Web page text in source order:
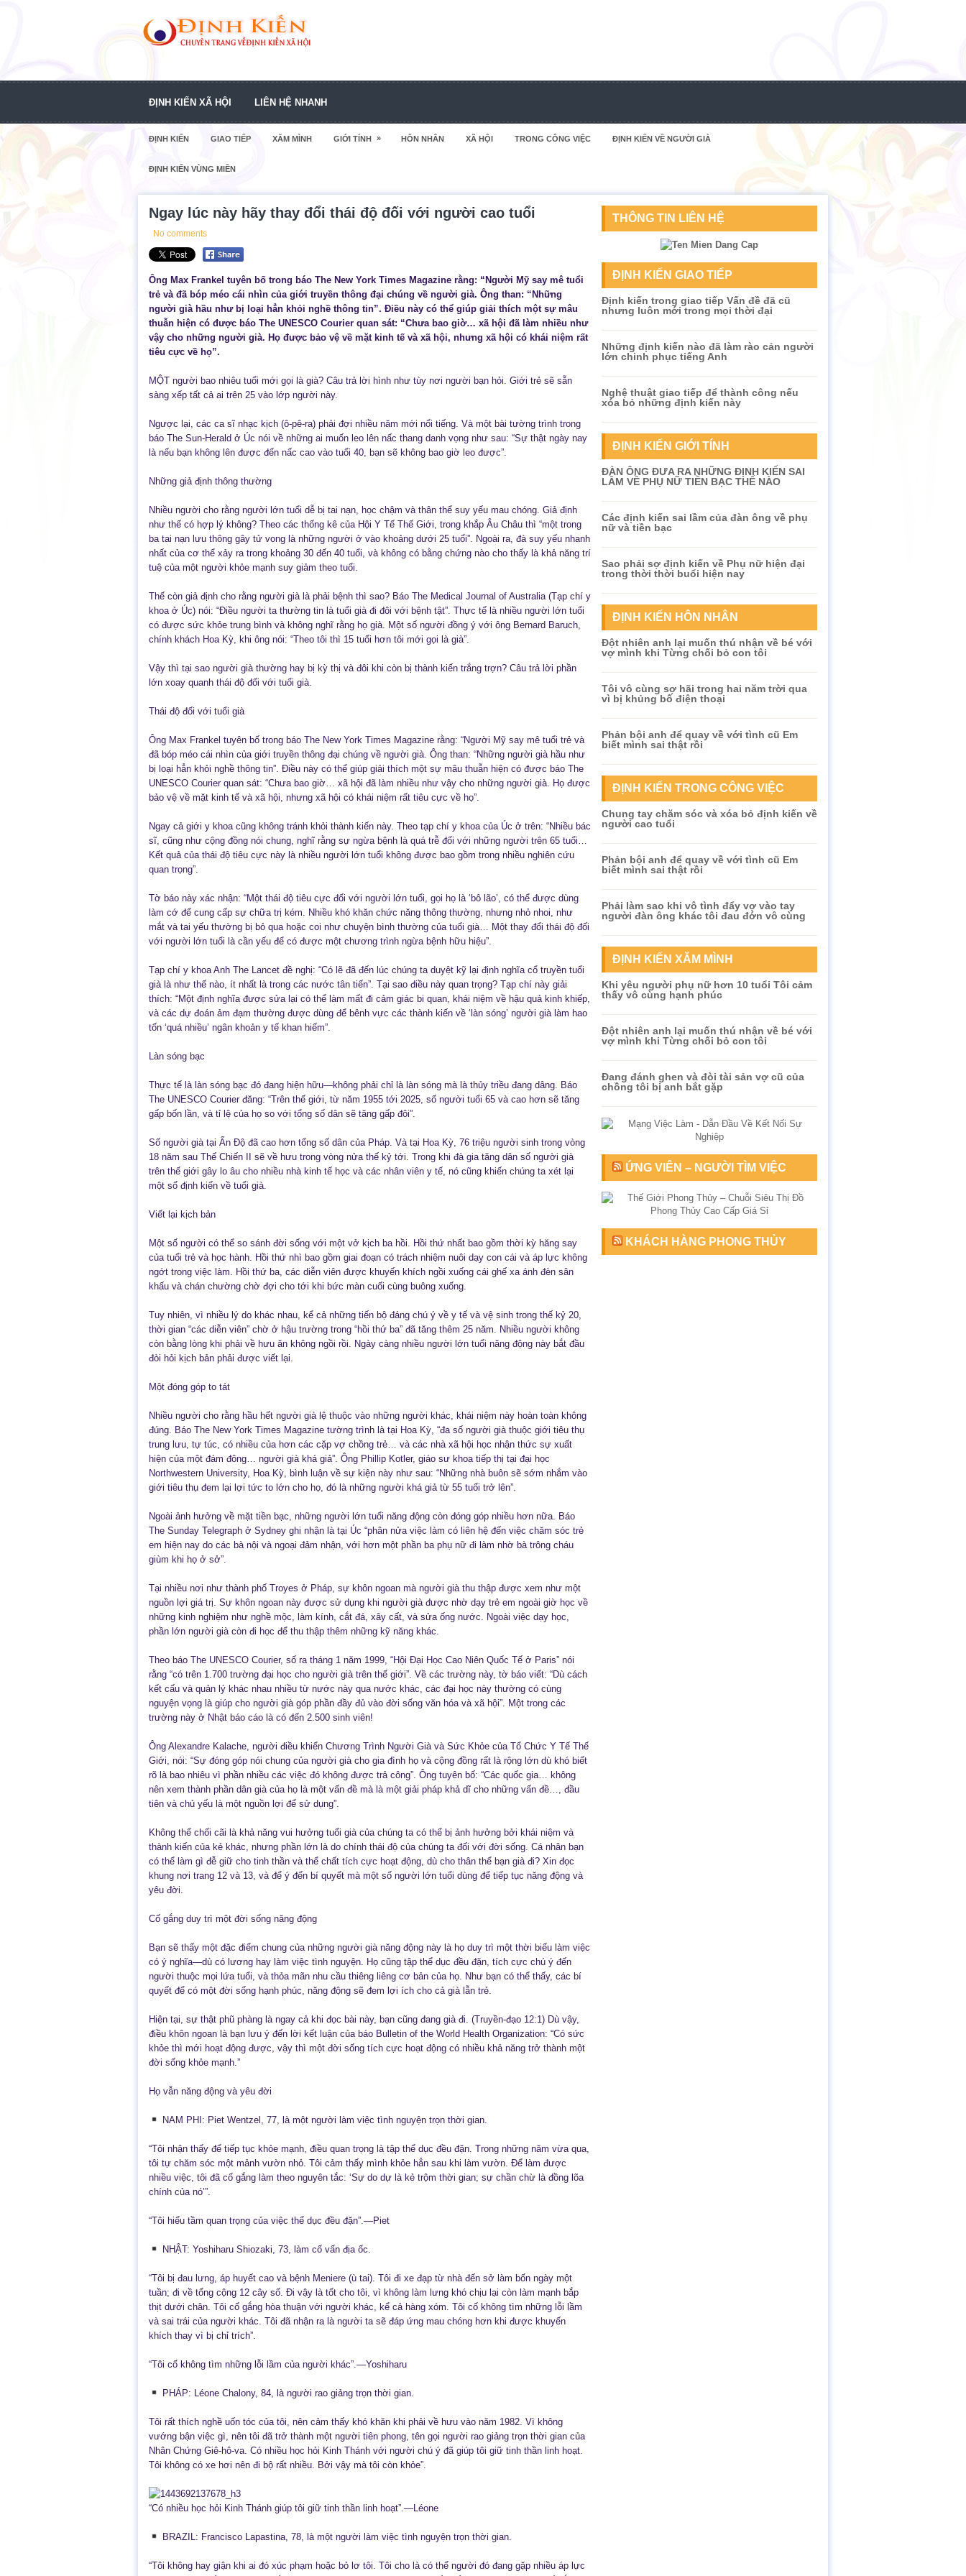
ĐỊNH KIẾN XÃ HỘI LIÊN HỆ NHANH
ĐỊNH KIẾN GIAO TIẾP XĂM MÌNH GIỚI TÍNH » HÔN NHÂN XÃ HỘI TRONG CÔNG VIỆC ĐỊNH KIẾN VỀ NGƯỜI GIÀ
ĐỊNH KIẾN VÙNG MIỀN
Ngay lúc này hãy thay đổi thái độ đối với người cao tuổi
No comments
Ông Max Frankel tuyên bố trong báo The New York Times Magazine rằng: “Người Mỹ say mê tuổi
trẻ và đã bóp méo cái nhìn của giới truyền thông đại chúng về người già. Ông than: “Những
người già hầu như bị loại hẳn khỏi nghề thông tin”. Điều này có thể giúp giải thích một sự mâu
thuẫn hiện có được báo The UNESCO Courier quan sát: “Chưa bao giờ… xã hội đã làm nhiều như
vậy cho những người già. Họ được bảo vệ về mặt kinh tế và xã hội, nhưng xã hội có khái niệm rất
tiêu cực về họ”.
MỘT người bao nhiêu tuổi mới gọi là già? Câu trả lời hình như tùy nơi người bạn hỏi. Giới trẻ sẽ sẵn
sàng xếp tất cả ai trên 25 vào lớp người này.
Ngược lại, các ca sĩ nhạc kịch (ô-pê-ra) phải đợi nhiều năm mới nổi tiếng. Và một bài tường trình trong
báo The Sun-Herald ở Úc nói về những ai muốn leo lên nấc thang danh vọng như sau: “Sự thật ngày nay
là nếu bạn không lên được đến nấc cao vào tuổi 40, bạn sẽ không bao giờ leo được”.
Những giả định thông thường
Nhiều người cho rằng người lớn tuổi dễ bị tai nạn, học chậm và thân thể suy yếu mau chóng. Giả định
như thế có hợp lý không? Theo các thống kê của Hội Y Tế Thế Giới, trong khắp Âu Châu thì “một trong
ba tai nạn lưu thông gây tử vong là những người ở vào khoảng dưới 25 tuổi”. Ngoài ra, đà suy yếu nhanh
nhất của cơ thể xảy ra trong khoảng 30 đến 40 tuổi, và không có bằng chứng nào cho thấy là khả năng trí
tuệ của một người khỏe mạnh suy giảm theo tuổi.
Thế còn giả định cho rằng người già là phải bệnh thì sao? Báo The Medical Journal of Australia (Tạp chí y
khoa ở Úc) nói: “Điều người ta thường tin là tuổi già đi đôi với bệnh tật”. Thực tế là nhiều người lớn tuổi
có được sức khỏe trung bình và không nghĩ rằng họ già. Một số người đồng ý với ông Bernard Baruch,
chính khách Hoa Kỳ, khi ông nói: “Theo tôi thì 15 tuổi hơn tôi mới gọi là già”.
Vậy thì tại sao người già thường hay bị kỳ thị và đôi khi còn bị thành kiến trắng trợn? Câu trả lời phần
lớn xoay quanh thái độ đối với tuổi già.
Thái độ đối với tuổi già
Ông Max Frankel tuyên bố trong báo The New York Times Magazine rằng: “Người Mỹ say mê tuổi trẻ và
đã bóp méo cái nhìn của giới truyền thông đại chúng về người già. Ông than: “Những người già hầu như
bị loại hẳn khỏi nghề thông tin”. Điều này có thể giúp giải thích một sự mâu thuẫn hiện có được báo The
UNESCO Courier quan sát: “Chưa bao giờ… xã hội đã làm nhiều như vậy cho những người già. Họ được
bảo vệ về mặt kinh tế và xã hội, nhưng xã hội có khái niệm rất tiêu cực về họ”.
Ngay cả giới y khoa cũng không tránh khỏi thành kiến này. Theo tạp chí y khoa của Úc ở trên: “Nhiều bác
sĩ, cũng như cộng đồng nói chung, nghĩ rằng sự ngừa bệnh là quá trễ đối với những người trên 65 tuổi…
Kết quả của thái độ tiêu cực này là nhiều người lớn tuổi không được bao gồm trong nhiều nghiên cứu
quan trọng”.
Tờ báo này xác nhận: “Một thái độ tiêu cực đối với người lớn tuổi, gọi họ là ‘bô lão’, có thể được dùng
làm cớ để cung cấp sự chữa trị kém. Nhiều khó khăn chức năng thông thường, nhưng nhỏ nhoi, như
mắt và tai yếu thường bị bỏ qua hoặc coi như chuyện bình thường của tuổi già… Một thay đổi thái độ đối
với người lớn tuổi là cần yếu để có được một chương trình ngừa bệnh hữu hiệu”.
Tạp chí y khoa Anh The Lancet đề nghị: “Có lẽ đã đến lúc chúng ta duyệt kỹ lại định nghĩa cổ truyền tuổi
già là như thế nào, ít nhất là trong các nước tân tiến”. Tại sao điều này quan trọng? Tạp chí này giải
thích: “Một định nghĩa được sửa lại có thể làm mất đi cảm giác bi quan, khái niệm về hậu quả kinh khiếp,
và các dự đoán ảm đạm thường được dùng để bênh vực các thành kiến về ‘làn sóng’ người già làm hao
tốn ‘quá nhiều’ ngân khoản y tế khan hiếm”.
Làn sóng bạc
Thực tế là làn sóng bạc đó đang hiện hữu—không phải chỉ là làn sóng mà là thủy triều đang dâng. Báo
The UNESCO Courier đăng: “Trên thế giới, từ năm 1955 tới 2025, số người tuổi 65 và cao hơn sẽ tăng
gấp bốn lần, và tỉ lệ của họ so với tổng số dân sẽ tăng gấp đôi”.
Số người già tại Ấn Độ đã cao hơn tổng số dân của Pháp. Và tại Hoa Kỳ, 76 triệu người sinh trong vòng
18 năm sau Thế Chiến II sẽ về hưu trong vòng nửa thế kỷ tới. Trong khi đà gia tăng dân số người già
trên thế giới gây lo âu cho nhiều nhà kinh tế học và các nhân viên y tế, nó cũng khiến chúng ta xét lại
một số định kiến về tuổi già.
Viết lại kịch bản
Một số người có thể so sánh đời sống với một vở kịch ba hồi. Hồi thứ nhất bao gồm thời kỳ hăng say
của tuổi trẻ và học hành. Hồi thứ nhì bao gồm giai đoạn có trách nhiệm nuôi dạy con cái và áp lực không
ngớt trong việc làm. Hồi thứ ba, các diễn viên được khuyến khích ngồi xuống cái ghế xa ánh đèn sân
khấu và chán chường chờ đợi cho tới khi bức màn cuối cùng buông xuống.
Tuy nhiên, vì nhiều lý do khác nhau, kể cả những tiến bộ đáng chú ý về y tế và vệ sinh trong thế kỷ 20,
thời gian “các diễn viên” chờ ở hậu trường trong “hồi thứ ba” đã tăng thêm 25 năm. Nhiều người không
còn bằng lòng khi phải về hưu ăn không ngồi rồi. Ngày càng nhiều người lớn tuổi năng động này bắt đầu
đòi hỏi kịch bản phải được viết lại.
Một đóng góp to tát
Nhiều người cho rằng hầu hết người già lệ thuộc vào những người khác, khái niệm này hoàn toàn không
đúng. Báo The New York Times Magazine tường trình là tại Hoa Kỳ, “đa số người già thuộc giới tiêu thụ
trung lưu, tự túc, có nhiều của hơn các cặp vợ chồng trẻ… và các nhà xã hội học nhận thức sự xuất
hiện của một đám đông… người già khá giả”. Ông Phillip Kotler, giáo sư khoa tiếp thị tại đại học
Northwestern University, Hoa Kỳ, bình luận về sự kiện này như sau: “Những nhà buôn sẽ sớm nhắm vào
giới tiêu thụ đem lại lợi tức to lớn cho họ, đó là những người khá giả từ 55 tuổi trở lên”.
Ngoài ảnh hưởng về mặt tiền bạc, những người lớn tuổi năng động còn đóng góp nhiều hơn nữa. Báo
The Sunday Telegraph ở Sydney ghi nhận là tại Úc “phân nửa việc làm có liên hệ đến việc chăm sóc trẻ
em hiện nay do các bà nội và ngoại đảm nhận, với hơn một phần ba phụ nữ đi làm nhờ bà trông cháu
giùm khi họ ở sở”.
Tại nhiều nơi như thành phố Troyes ở Pháp, sự khôn ngoan mà người già thu thập được xem như một
nguồn lợi giá trị. Sự khôn ngoan này được sử dụng khi người già được nhờ dạy trẻ em ngoài giờ học về
những kinh nghiệm như nghề mộc, làm kính, cắt đá, xây cất, và sửa ống nước. Ngoài việc dạy học,
phần lớn người già còn đi học để thu thập thêm những kỹ năng khác.
Theo báo The UNESCO Courier, số ra tháng 1 năm 1999, “Hội Đại Học Cao Niên Quốc Tế ở Paris” nói
rằng “có trên 1.700 trường đại học cho người già trên thế giới”. Về các trường này, tờ báo viết: “Dù cách
kết cấu và quản lý khác nhau nhiều từ nước này qua nước khác, các đại học này thường có cùng
nguyện vọng là giúp cho người già góp phần đầy đủ vào đời sống văn hóa và xã hội”. Một trong các
trường này ở Nhật báo cáo là có đến 2.500 sinh viên!
Ông Alexandre Kalache, người điều khiển Chương Trình Người Già và Sức Khỏe của Tổ Chức Y Tế Thế
Giới, nói: “Sự đóng góp nói chung của người già cho gia đình họ và cộng đồng rất là rộng lớn dù khó biết
rõ là bao nhiêu vì phần nhiều các việc đó không được trả công”. Ông tuyên bố: “Các quốc gia… không
nên xem thành phần dân già của họ là một vấn đề mà là một giải pháp khả dĩ cho những vấn đề…, đầu
tiên và chủ yếu là một nguồn lợi để sử dụng”.
Không thể chối cãi là khả năng vui hưởng tuổi già của chúng ta có thể bị ảnh hưởng bởi khái niệm và
thành kiến của kẻ khác, nhưng phần lớn là do chính thái độ của chúng ta đối với đời sống. Cá nhân bạn
có thể làm gì đễ giữ cho tinh thần và thể chất tích cực hoạt động, dù cho thân thể bạn già đi? Xin đọc
khung nơi trang 12 và 13, và để ý đến bí quyết mà một số người lớn tuổi dùng để tiếp tục năng động và
yêu đời.
Cố gắng duy trì một đời sống năng động
Bạn sẽ thấy một đặc điểm chung của những người già năng động này là họ duy trì một thời biểu làm việc
có ý nghĩa—dù có lương hay làm việc tình nguyện. Họ cũng tập thể dục đều đặn, tích cực chú ý đến
người thuộc mọi lứa tuổi, và thỏa mãn nhu cầu thiêng liêng cơ bản của họ. Như bạn có thể thấy, các bí
quyết để có một đời sống hạnh phúc, năng động sẽ đem lợi ích cho cả già lẫn trẻ.
Hiện tại, sự thật phũ phàng là ngay cả khi đọc bài này, bạn cũng đang già đi. (Truyền-đạo 12:1) Dù vậy,
điều khôn ngoan là bạn lưu ý đến lời kết luận của báo Bulletin of the World Health Organization: “Có sức
khỏe thì mới hoạt động được, vậy thì một đời sống tích cực hoạt động có nhiều khả năng trở thành một
đời sống khỏe mạnh.”
Họ vẫn năng động và yêu đời
NAM PHI: Piet Wentzel, 77, là một người làm việc tình nguyện trọn thời gian.
“Tôi nhận thấy để tiếp tục khỏe mạnh, điều quan trọng là tập thể dục đều đặn. Trong những năm vừa qua,
tôi tự chăm sóc một mảnh vườn nhỏ. Tôi cảm thấy mình khỏe hẳn sau khi làm vườn. Để làm được
nhiều việc, tôi đã cố gắng làm theo nguyên tắc: ‘Sự do dự là kẻ trộm thời gian; sự chần chừ là đồng lõa
chính của nó’”.
“Tôi hiểu tầm quan trọng của việc thể dục đều đặn”.—Piet
NHẬT: Yoshiharu Shiozaki, 73, làm cố vấn địa ốc.
“Tôi bị đau lưng, áp huyết cao và bệnh Meniere (ù tai). Tôi đi xe đạp từ nhà đến sở làm bốn ngày một
tuần; đi về tổng cộng 12 cây số. Đi vậy là tốt cho tôi, vì không làm lưng khó chịu lại còn làm mạnh bắp
thịt dưới chân. Tôi cố gắng hòa thuận với người khác, kể cả hàng xóm. Tôi cố không tìm những lỗi lầm
và sai trái của người khác. Tôi đã nhận ra là người ta sẽ đáp ứng mau chóng hơn khi được khuyến
khích thay vì bị chỉ trích”.
“Tôi cố không tìm những lỗi lầm của người khác”.—Yoshiharu
PHÁP: Léone Chalony, 84, là người rao giảng trọn thời gian.
Tôi rất thích nghề uốn tóc của tôi, nên cảm thấy khó khăn khi phải về hưu vào năm 1982. Vì không
vướng bận việc gì, nên tôi đã trở thành một người tiên phong, tên gọi người rao giảng trọn thời gian của
Nhân Chứng Giê-hô-va. Có nhiều học hỏi Kinh Thánh với người chú ý đã giúp tôi giữ tinh thần linh hoạt.
Tôi không có xe hơi nên đi bộ rất nhiều. Bởi vậy mà tôi còn khỏe”.
“Có nhiều học hỏi Kinh Thánh giúp tôi giữ tinh thần linh hoạt”.—Léone
BRAZIL: Francisco Lapastina, 78, là một người làm việc tình nguyện trọn thời gian.
“Tôi không hay giận khi ai đó xúc phạm hoặc bỏ lơ tôi. Tôi cho là có thể người đó đang gặp nhiều áp lực
THÔNG TIN LIÊN HỆ
ĐỊNH KIẾN GIAO TIẾP
Định kiến trong giao tiếp Vấn đề đã cũ
nhưng luôn mới trong mọi thời đại
Những định kiến nào đã làm rào cản người
lớn chinh phục tiếng Anh
Nghệ thuật giao tiếp để thành công nếu
xóa bỏ những định kiến này
ĐỊNH KIẾN GIỚI TÍNH
ĐÀN ÔNG ĐƯA RA NHỮNG ĐỊNH KIẾN SAI
LẦM VỀ PHỤ NỮ TIỀN BẠC THẾ NÀO
Các định kiến sai lầm của đàn ông về phụ
nữ và tiền bạc
Sao phải sợ định kiến về Phụ nữ hiện đại
trong thời thời buổi hiện nay
ĐỊNH KIẾN HÔN NHÂN
Đột nhiên anh lại muốn thú nhận về bé với
vợ mình khi Từng chối bỏ con tôi
Tôi vô cùng sợ hãi trong hai năm trời qua
vì bị khủng bố điện thoại
Phản bội anh để quay về với tình cũ Em
biết mình sai thật rồi
ĐỊNH KIẾN TRONG CÔNG VIỆC
Chung tay chăm sóc và xóa bỏ định kiến về
người cao tuổi
Phản bội anh để quay về với tình cũ Em
biết mình sai thật rồi
Phải làm sao khi vô tình đẩy vợ vào tay
người đàn ông khác tôi đau đớn vô cùng
ĐỊNH KIẾN XĂM MÌNH
Khi yêu người phụ nữ hơn 10 tuổi Tôi cảm
thấy vô cùng hạnh phúc
Đột nhiên anh lại muốn thú nhận về bé với
vợ mình khi Từng chối bỏ con tôi
Đang đánh ghen và đòi tài sản vợ cũ của
chồng tôi bị anh bắt gặp
ỨNG VIÊN – NGƯỜI TÌM VIỆC
KHÁCH HÀNG PHONG THỦY